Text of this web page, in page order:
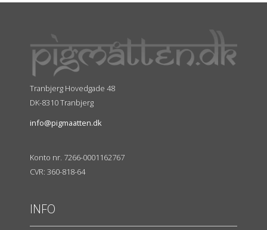
Tranbjerg Hovedgade 48
DK-8310 Tranbjerg
info@pigmaatten.dk
Konto nr. 7266-0001162767
CVR: 360-818-64
INFO